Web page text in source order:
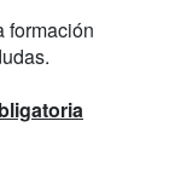
formación